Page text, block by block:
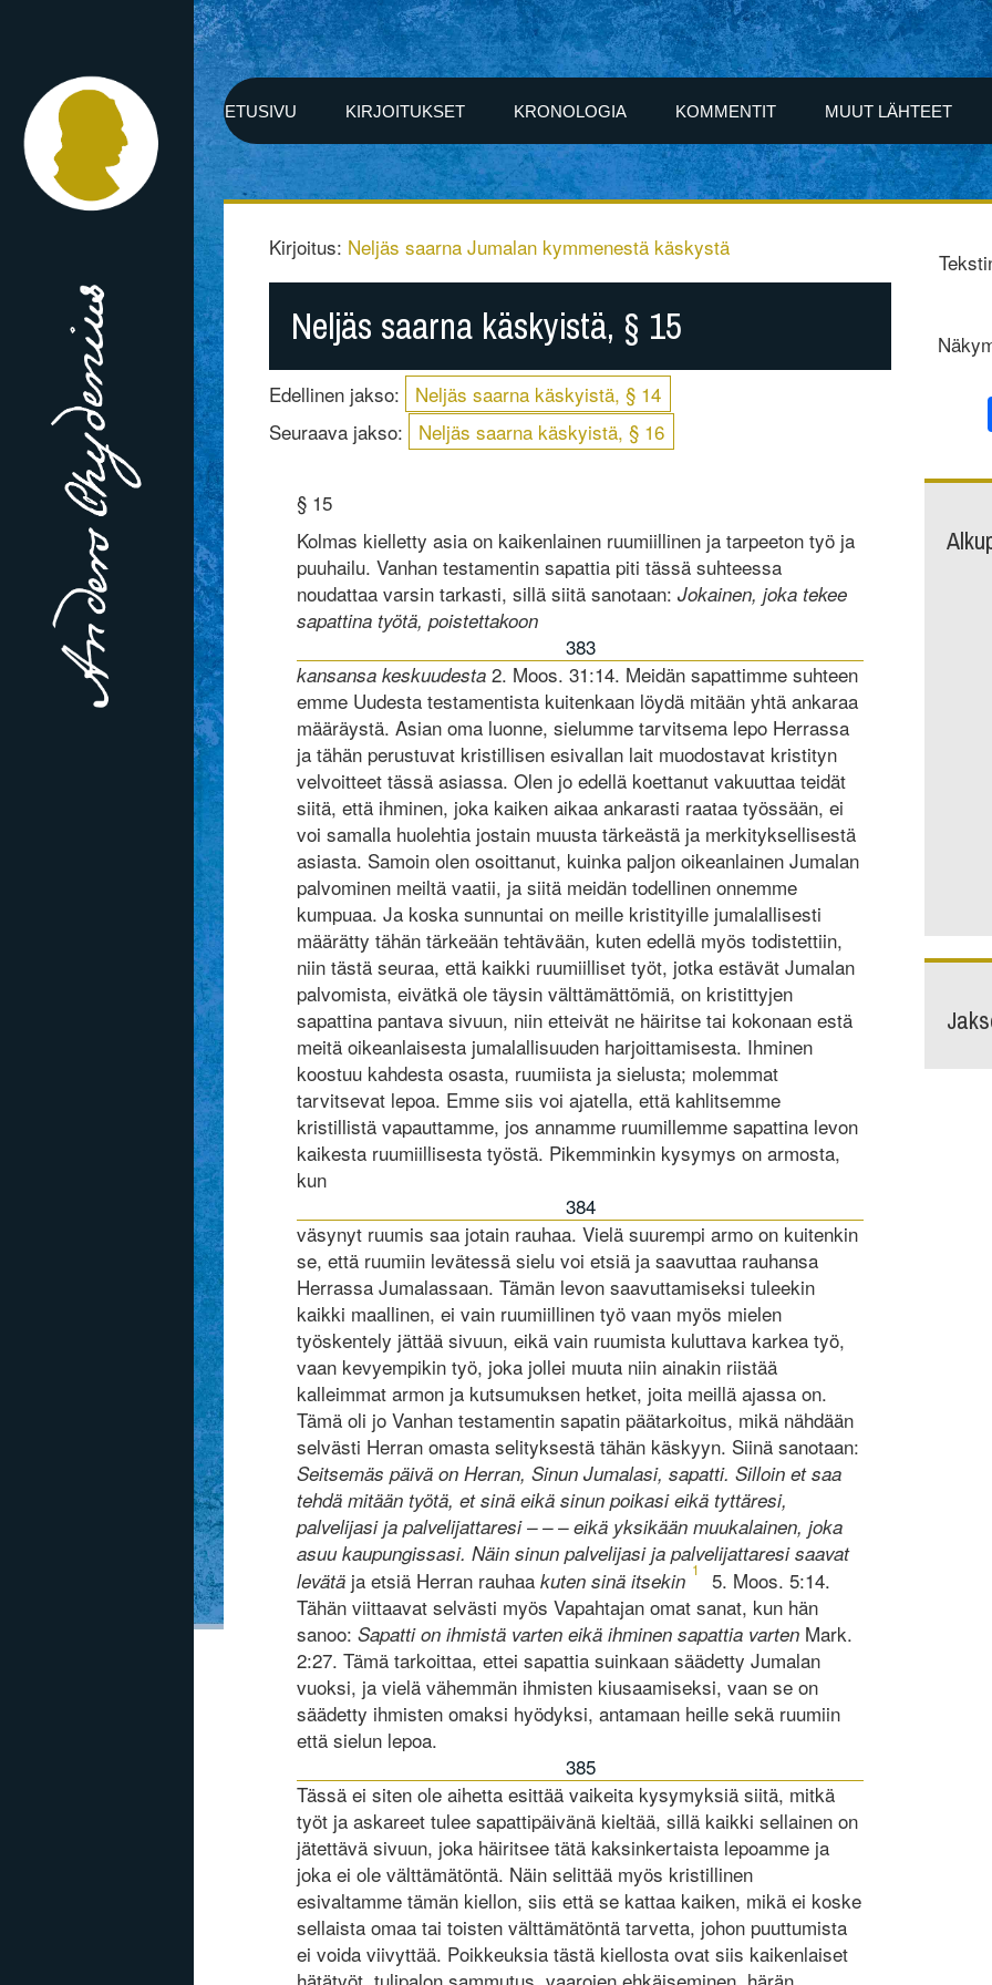
ETUSIVU KIRJOITUKSET KRONOLOGIA KOMMENTIT MUUT LÄHTEET
Kirjoitus: Neljäs saarna Jumalan kymmenestä käskystä
Neljäs saarna käskyistä, § 15
Edellinen jakso:
Neljäs saarna käskyistä, § 14
Seuraava jakso:
Neljäs saarna käskyistä, § 16
§ 15
Kolmas kielletty asia on kaikenlainen ruumiillinen ja tarpeeton työ ja
puuhailu. Vanhan testamentin sapattia piti tässä suhteessa
noudattaa varsin tarkasti, sillä siitä sanotaan:Jokainen, joka tekee
sapattina työtä, poistettakoon
383
kansansa keskuudesta 2. Moos. 31:14. Meidän sapattimme suhteen
emme Uudesta testamentista kuitenkaan löydä mitään yhtä ankaraa
määräystä. Asian oma luonne, sielumme tarvitsema lepo Herrassa
ja tähän perustuvat kristillisen esivallan lait muodostavat kristityn
velvoitteet tässä asiassa. Olen jo edellä koettanut vakuuttaa teidät
siitä, että ihminen, joka kaiken aikaa ankarasti raataa työssään, ei
voi samalla huolehtia jostain muusta tärkeästä ja merkityksellisestä
asiasta. Samoin olen osoittanut, kuinka paljon oikeanlainen Jumalan
palvominen meiltä vaatii, ja siitä meidän todellinen onnemme
kumpuaa. Ja koska sunnuntai on meille kristityille jumalallisesti
määrätty tähän tärkeään tehtävään, kuten edellä myös todistettiin,
niin tästä seuraa, että kaikki ruumiilliset työt, jotka estävät Jumalan
palvomista, eivätkä ole täysin välttämättömiä, on kristittyjen
sapattina pantava sivuun, niin etteivät ne häiritse tai kokonaan estä
meitä oikeanlaisesta jumalallisuuden harjoittamisesta. Ihminen
koostuu kahdesta osasta, ruumiista ja sielusta; molemmat
tarvitsevat lepoa. Emme siis voi ajatella, että kahlitsemme
kristillistä vapauttamme, jos annamme ruumillemme sapattina levon
kaikesta ruumiillisesta työstä. Pikemminkin kysymys on armosta,
kun
384
väsynyt ruumis saa jotain rauhaa. Vielä suurempi armo on kuitenkin
se, että ruumiin levätessä sielu voi etsiä ja saavuttaa rauhansa
Herrassa Jumalassaan. Tämän levon saavuttamiseksi tuleekin
kaikki maallinen, ei vain ruumiillinen työ vaan myös mielen
työskentely jättää sivuun, eikä vain ruumista kuluttava karkea työ,
vaan kevyempikin työ, joka jollei muuta niin ainakin riistää
kalleimmat armon ja kutsumuksen hetket, joita meillä ajassa on.
Tämä oli jo Vanhan testamentin sapatin päätarkoitus, mikä nähdään
selvästi Herran omasta selityksestä tähän käskyyn. Siinä sanotaan:
Seitsemäs päivä on Herran, Sinun Jumalasi, sapatti. Silloin et saa
tehdä mitään työtä, et sinä eikä sinun poikasi eikä tyttäresi,
palvelijasi ja palvelijattaresi – – – eikä yksikään muukalainen, joka
asuu kaupungissasi. Näin sinun palvelijasi ja palvelijattaresi saavat
levätä ja etsiä Herran rauhaakuten sinä itsekin 1
5. Moos. 5:14.
Tähän viittaavat selvästi myös Vapahtajan omat sanat, kun hän
sanoo:Sapatti on ihmistä varten eikä ihminen sapattia varten Mark.
2:27. Tämä tarkoittaa, ettei sapattia suinkaan säädetty Jumalan
vuoksi, ja vielä vähemmän ihmisten kiusaamiseksi, vaan se on
säädetty ihmisten omaksi hyödyksi, antamaan heille sekä ruumiin
että sielun lepoa.
385
Tässä ei siten ole aihetta esittää vaikeita kysymyksiä siitä, mitkä
työt ja askareet tulee sapattipäivänä kieltää, sillä kaikki sellainen on
jätettävä sivuun, joka häiritsee tätä kaksinkertaista lepoamme ja
joka ei ole välttämätöntä. Näin selittää myös kristillinen
esivaltamme tämän kiellon, siis että se kattaa kaiken, mikä ei koske
sellaista omaa tai toisten välttämätöntä tarvetta, johon puuttumista
ei voida viivyttää. Poikkeuksia tästä kiellosta ovat siis kaikenlaiset